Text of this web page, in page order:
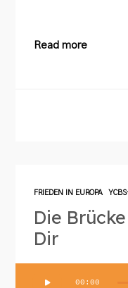
Read more
FRIEDEN IN EUROPA
Die
Dir
00:00